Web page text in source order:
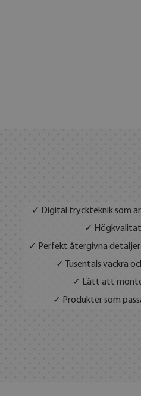
✓ Digital tryckteknik som
✓
✓ Perfekt återgivna
✓ Tusentals vackra
✓ Lätt att
✓ Produkter som